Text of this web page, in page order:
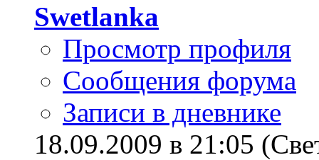
Swetlanka
Просмотр профиля
Сообщения форума
Записи в дневнике
18.09.2009 в 21:05